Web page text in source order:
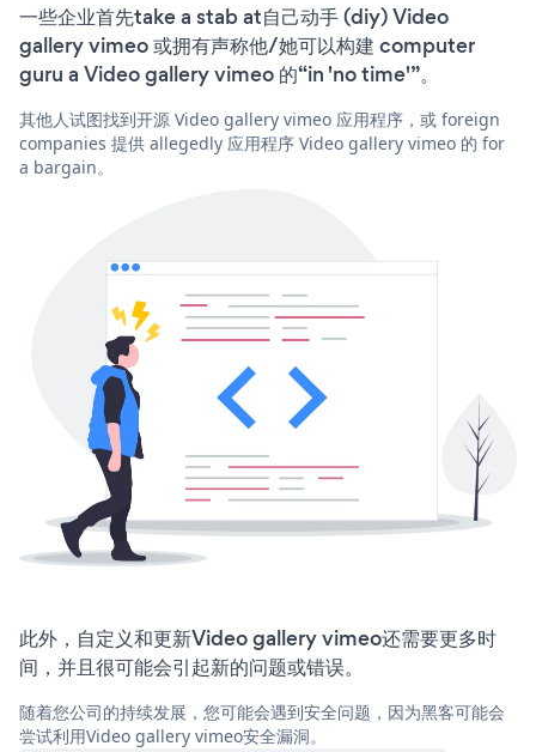
一些企业首先take a stab at自己动手 (diy) Video
gallery vimeo 或拥有声称他/她可以构建 computer
guru a Video gallery vimeo 的“in 'no time'”。
其他人试图找到开源 Video gallery vimeo 应用程序，或 foreign
companies 提供 allegedly 应用程序 Video gallery vimeo 的 for
a bargain。
此外，自定义和更新Video gallery vimeo还需要更多时
间，并且很可能会引起新的问题或错误。
随着您公司的持续发展，您可能会遇到安全问题，因为黑客可能会
尝试利用Video gallery vimeo安全漏洞。